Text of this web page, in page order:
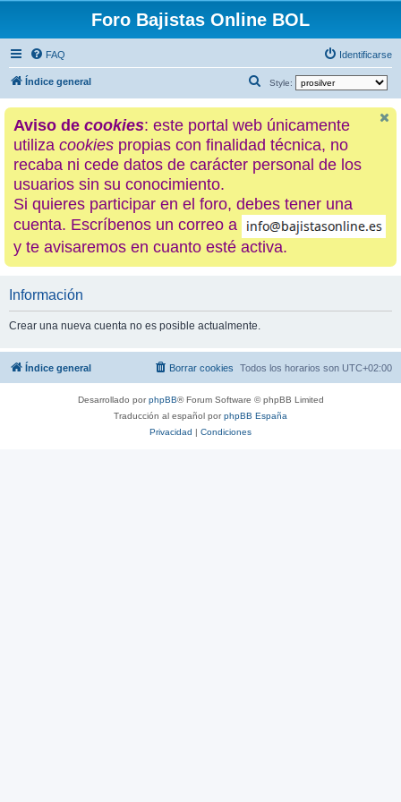
Foro Bajistas Online BOL
FAQ Identificarse
Índice general Style:
u
c
a
Aviso de cookies: este portal web únicamente
utiliza cookies propias con finalidad técnica, no
recaba ni cede datos de carácter personal de los
usuarios sin su conocimiento.
Si quieres participar en el foro, debes tener una
cuenta. Escríbenos un correo a
y te avisaremos en cuanto esté activa.
Información
Crear una nueva cuenta no es posible actualmente.
Índice general Todos los horarios son UTC+02:00
Borrar cookies
Desarrollado porphpBB® Forum Software © phpBB Limited
Traducción al español porphpBB España
Privacidad | Condiciones